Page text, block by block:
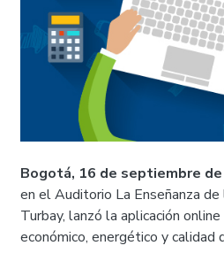
Bogotá, 16 de septiembre
en el Auditorio La Enseñanza
Turbay, lanzó la aplicación
económico, energético y